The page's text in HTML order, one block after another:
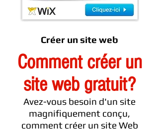
Créer un site web
Comment créer un
site web gratuit?
Avez-vous besoin d'un site
magnifiquement conçu,
comment créer un site Web